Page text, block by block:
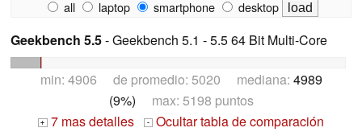
all
laptop smartphone desktop
Geekbench 5.5- Geekbench 5.1 - 5.5 64 Bit Multi-Core
min: 4906 de promedio: 5020 mediana: 4989
(9%) max: 5198 puntos
+ 7 mas detalles - Ocultar tabla de comparación